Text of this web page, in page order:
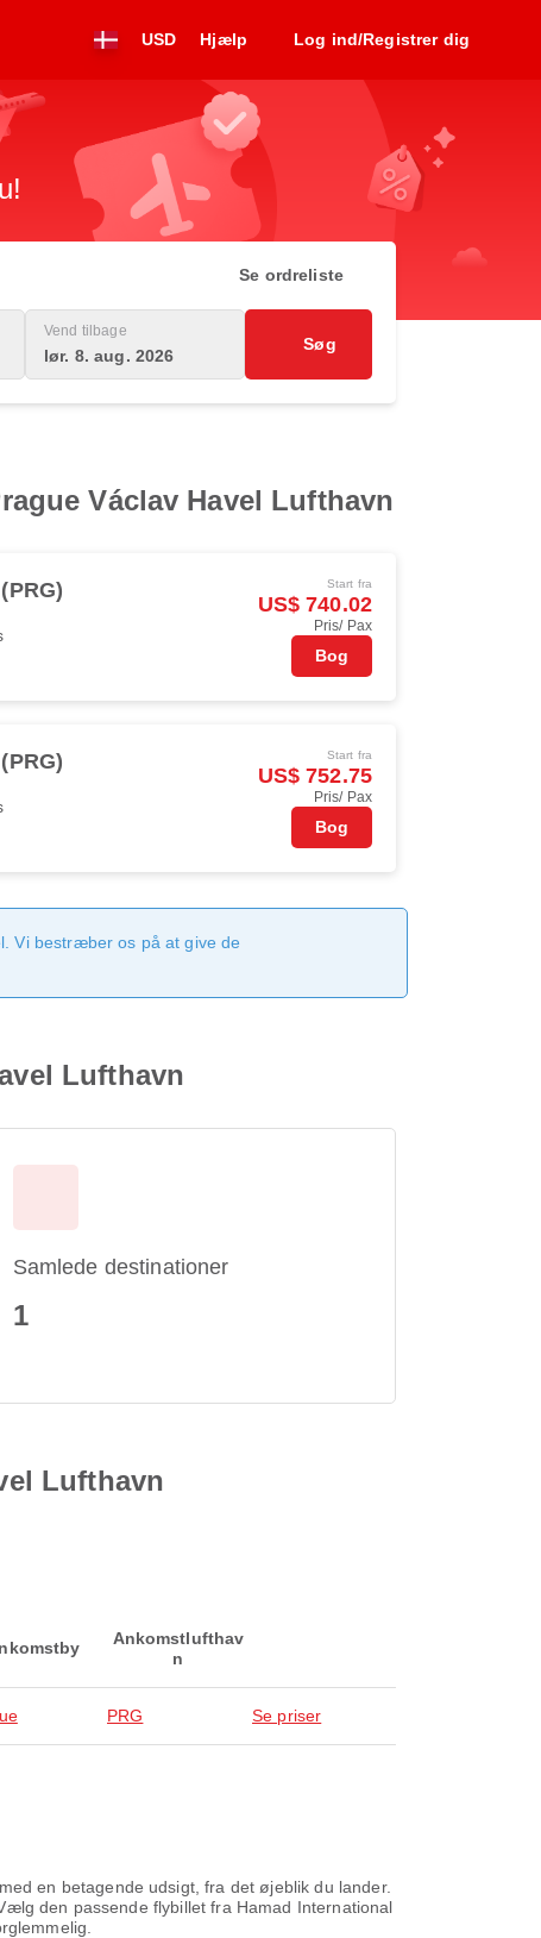
USD Hjælp Log ind/Registrer dig
Se ordreliste
Vend tilbage
lør. 8. aug. 2026
Søg
Václav Havel Lufthavn
Start fra
US$ 740.02
Pris/ Pax
Bog
Start fra
US$ 752.75
Pris/ Pax
Bog
Vi bestræber os på at give de
Lufthavn
Samlede destinationer
1
Lufthavn
Ankomstlufthav
n
PRG Se priser
en betagende udsigt, fra det øjeblik du lander.
den passende flybillet fra Hamad International